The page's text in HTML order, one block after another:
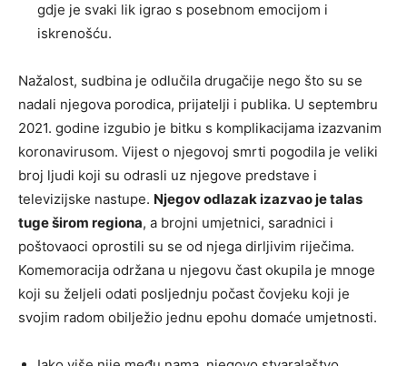
gdje je svaki lik igrao s posebnom emocijom i
iskrenošću.
Nažalost, sudbina je odlučila drugačije nego što su se
nadali njegova porodica, prijatelji i publika. U septembru
2021. godine izgubio je bitku s komplikacijama izazvanim
koronavirusom. Vijest o njegovoj smrti pogodila je veliki
broj ljudi koji su odrasli uz njegove predstave i
televizijske nastupe. Njegov odlazak izazvao je talas
tuge širom regiona, a brojni umjetnici, saradnici i
poštovaoci oprostili su se od njega dirljivim riječima.
Komemoracija održana u njegovu čast okupila je mnoge
koji su željeli odati posljednju počast čovjeku koji je
svojim radom obilježio jednu epohu domaće umjetnosti.